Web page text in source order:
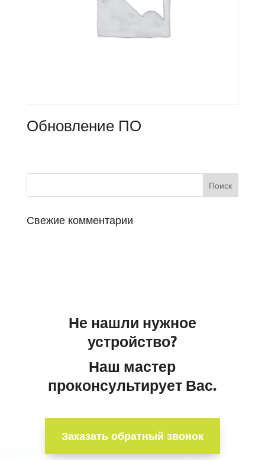
Обновление ПО
Свежие комментарии
Не нашли нужное
устройство?
Наш мастер
проконсультирует Вас.
Заказать обратный звонок